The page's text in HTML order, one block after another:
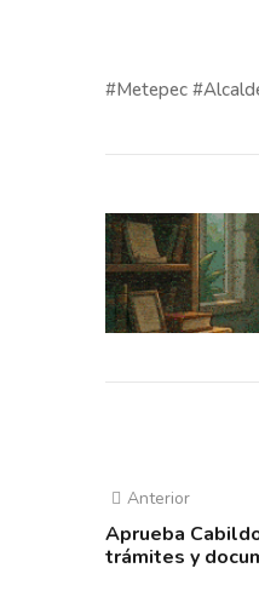
#Metepec
Anterior
Aprueba
trámites y